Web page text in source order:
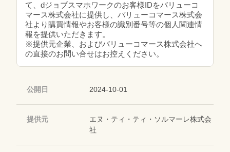
て、dジョブスマホワークのお客様IDをバリューコ
マース株式会社に提供し、バリューコマース株式会
社より購買情報やお客様の識別番号等の個人関連情
報を提供いただきます。
※提供元企業、およびバリューコマース株式会社へ
の直接のお問い合せはお控えください。
公開日 2024-10-01
提供元
エヌ・ティ・ティ・ソルマーレ株式会
社